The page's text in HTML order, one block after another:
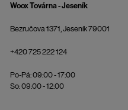
Woox Továrna - Jeseník
Bezručova 1371, Jeseník 79001
+420 725 222 124
Po-Pá: 09:00 - 17:00
So: 09:00 - 12:00